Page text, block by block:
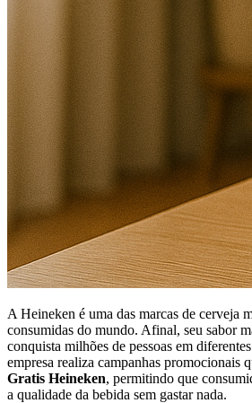
A Heineken é uma das marcas de cerveja
consumidas do mundo. Afinal, seu sabor
conquista milhões de pessoas em
empresa realiza campanhas promocionais
Gratis Heineken, permitindo que
a qualidade da bebida sem gastar nada.